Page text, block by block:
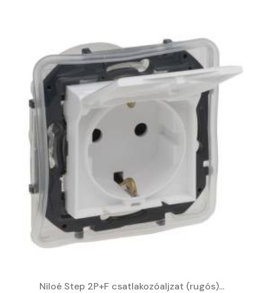
Niloé Step 2P+F csatlakozóaljzat (rugós)...